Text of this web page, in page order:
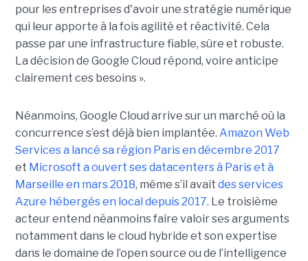
pour les entreprises d'avoir une stratégie numérique
qui leur apporte à la fois agilité et réactivité. Cela
passe par une infrastructure fiable, sûre et robuste.
La décision de Google Cloud répond, voire anticipe
clairement ces besoins ».
Néanmoins, Google Cloud arrive sur un marché où la
concurrence s’est déjà bien implantée. Amazon Web
Services a lancé sa région Paris en décembre 2017
et Microsoft a ouvert ses datacenters à Paris et à
Marseille en mars 2018, même s’il avait des services
Azure hébergés en local depuis 2017. Le troisième
acteur entend néanmoins faire valoir ses arguments
notamment dans le cloud hybride et son expertise
dans le domaine de l’open source ou de l’intelligence